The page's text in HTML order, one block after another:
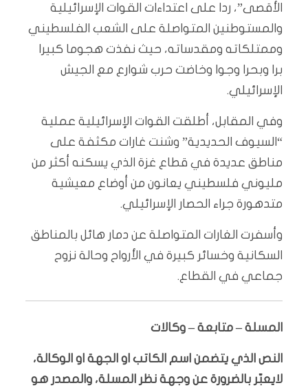
الأقصى”، ردا على اعتداءات القوات الإسرائيلية
والمستوطنين المتواصلة على الشعب الفلسطيني
وممتلكاته ومقدساته، حيث نفذت هجوما كبيرا
برا وبحرا وجوا وخاضت حرب شوارع مع الجيش
الإسرائيلي.
وفي المقابل، أطلقت القوات الإسرائيلية عملية
“السيوف الحديدية” وشنت غارات مكثفة على
مناطق عديدة في قطاع غزة الذي يسكنه أكثر من
مليوني فلسطيني يعانون من أوضاع معيشية
متدهورة جراء الحصار الإسرائيلي.
وأسفرت الغارات المتواصلة عن دمار هائل بالمناطق
السكانية وخسائر كبيرة في الأرواح وحالة نزوح
جماعي في القطاع.
المسلة – متابعة – وكالات
النص الذي يتضمن اسم الكاتب او الجهة او الوكالة،
لايعبّر بالضرورة عن وجهة نظر المسلة، والمصدر هو